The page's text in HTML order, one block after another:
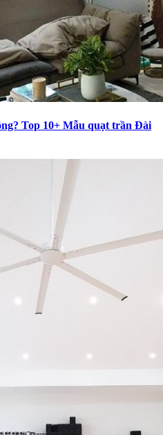
Top 10+ Mẫu quạt trần Đài